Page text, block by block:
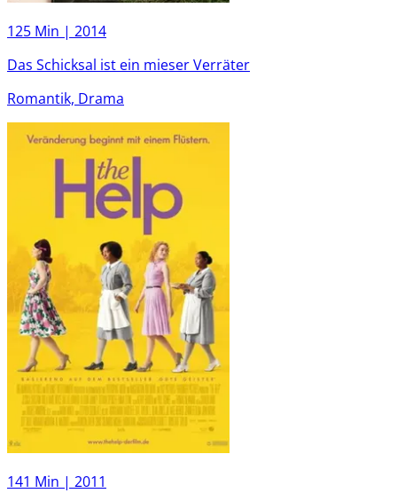
125 Min | 2014
Das Schicksal ist ein mieser Verräter
Romantik, Drama
141 Min | 2011